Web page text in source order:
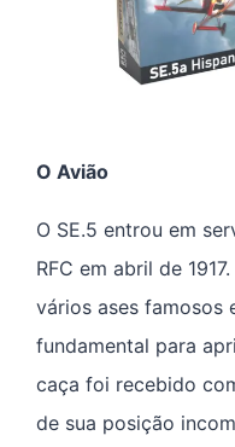
O Avião
O SE.5 entrou em
RFC em abril de
vários ases famosos
fundamental para
caça foi recebido
de sua posição